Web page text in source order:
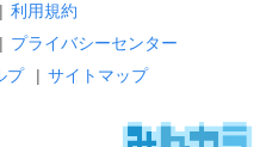
| 利用規約
| プライバシーセンター
プ | サイトマップ